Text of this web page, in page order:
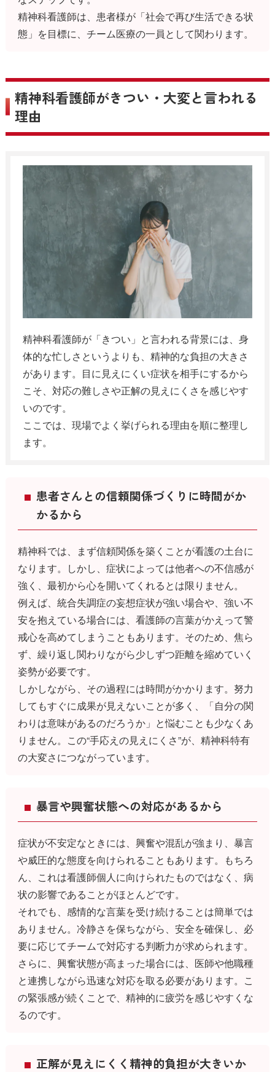
精神科看護師は、患者様が「社会で再び生活できる状
態」を目標に、チーム医療の一員として関わります。
精神科看護師がきつい・大変と言われる
理由
精神科看護師が「きつい」と言われる背景には、身
体的な忙しさというよりも、精神的な負担の大きさ
があります。目に見えにくい症状を相手にするから
こそ、対応の難しさや正解の見えにくさを感じやす
いのです。
ここでは、現場でよく挙げられる理由を順に整理し
ます。
患者さんとの信頼関係づくりに時間がか
かるから
精神科では、まず信頼関係を築くことが看護の土台に
なります。しかし、症状によっては他者への不信感が
強く、最初から心を開いてくれるとは限りません。
例えば、統合失調症の妄想症状が強い場合や、強い不
安を抱えている場合には、看護師の言葉がかえって警
戒心を高めてしまうこともあります。そのため、焦ら
ず、繰り返し関わりながら少しずつ距離を縮めていく
姿勢が必要です。
しかしながら、その過程には時間がかかります。努力
してもすぐに成果が見えないことが多く、「自分の関
わりは意味があるのだろうか」と悩むことも少なくあ
りません。この“手応えの見えにくさ”が、精神科特有
の大変さにつながっています。
暴言や興奮状態への対応があるから
症状が不安定なときには、興奮や混乱が強まり、暴言
や威圧的な態度を向けられることもあります。もちろ
ん、これは看護師個人に向けられたものではなく、病
状の影響であることがほとんどです。
それでも、感情的な言葉を受け続けることは簡単では
ありません。冷静さを保ちながら、安全を確保し、必
要に応じてチームで対応する判断力が求められます。
さらに、興奮状態が高まった場合には、医師や他職種
と連携しながら迅速な対応を取る必要があります。こ
の緊張感が続くことで、精神的に疲労を感じやすくな
るのです。
正解が見えにくく精神的負担が大きいか